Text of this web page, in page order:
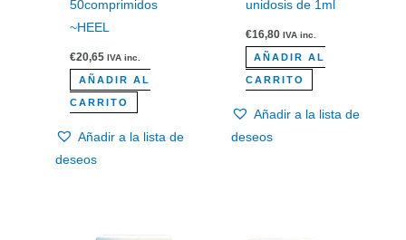
50comprimidos
~HEEL
€20,65 IVA inc.
AÑADIR AL
CARRITO
Añadir a la lista de
deseos
unidosis de 1ml
€16,80 IVA inc.
AÑADIR AL
CARRITO
Añadir a la lista de
deseos